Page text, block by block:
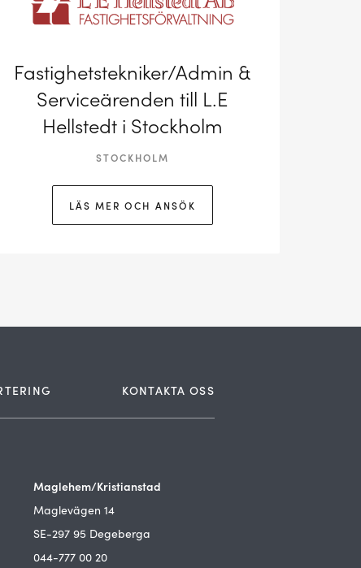
Fastighetstekniker/Admin &
Serviceärenden till L.E
Hellstedt i Stockholm
STOCKHOLM
LÄS MER OCH ANSÖK
KONTAKTA OSS
Maglehem/Kristianstad
Maglevägen 14
SE-297 95 Degeberga
044-777 00 20